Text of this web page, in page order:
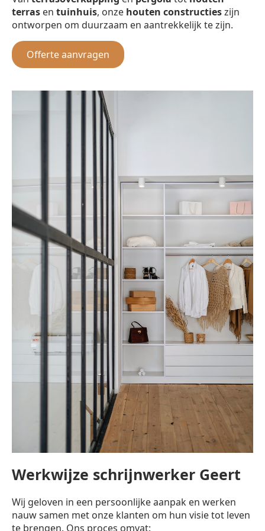
terras en tuinhuis, onze houten constructieszijn
ontworpen om duurzaam en aantrekkelijk te zijn.
Offerte aanvragen
Werkwijze schrijnwerker Geert
Wij geloven in een persoonlijke aanpak en werken
nauw samen met onze klanten om hun visie tot leven
te brengen. Ons proces omvat: